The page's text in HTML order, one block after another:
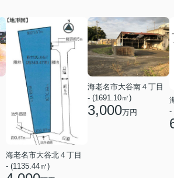
海老名市大谷北４丁目
- (1135.44㎡)
海老名市大谷南４丁目
- (1691.10㎡)
3,000万円 -